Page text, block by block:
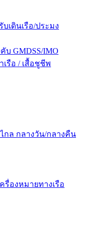
เดินเรือ/ประมง
GMDSS/IMO
รือ / เสื้อชูชีพ
กล กลางวัน/กลางคืน
รื่องหมายทางเรือ